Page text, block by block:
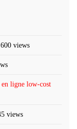
views
ligne low-cost
views